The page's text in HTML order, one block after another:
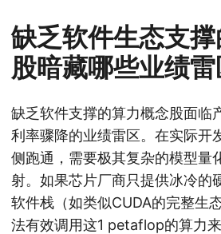
缺乏软件生态支
股暗藏哪些业绩雷
缺乏软件支撑的算力概念股面临
利率骤降的业绩雷区。在实际开
侧跑通，需要极其复杂的模型量
射。如果芯片厂商只提供冰冷的
软件栈（如类似CUDA的完整生
法有效调用这1 petaflop的算力